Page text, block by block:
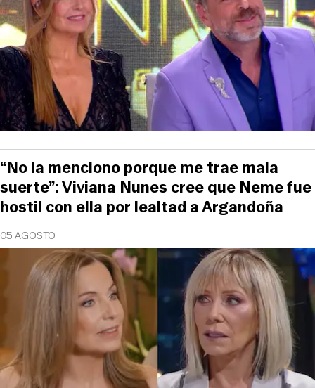
05 AGOSTO
“No la menciono porque me trae mala
suerte”: Viviana Nunes cree que Neme fue
hostil con ella por lealtad a Argandoña